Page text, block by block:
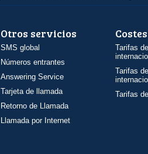
Otros servicios
SMS global
Números entrantes
Answering Service
Tarjeta de llamada
Retorno de Llamada
Llamada por Internet
Costes
Tarifas
Tarifas
Tarifas